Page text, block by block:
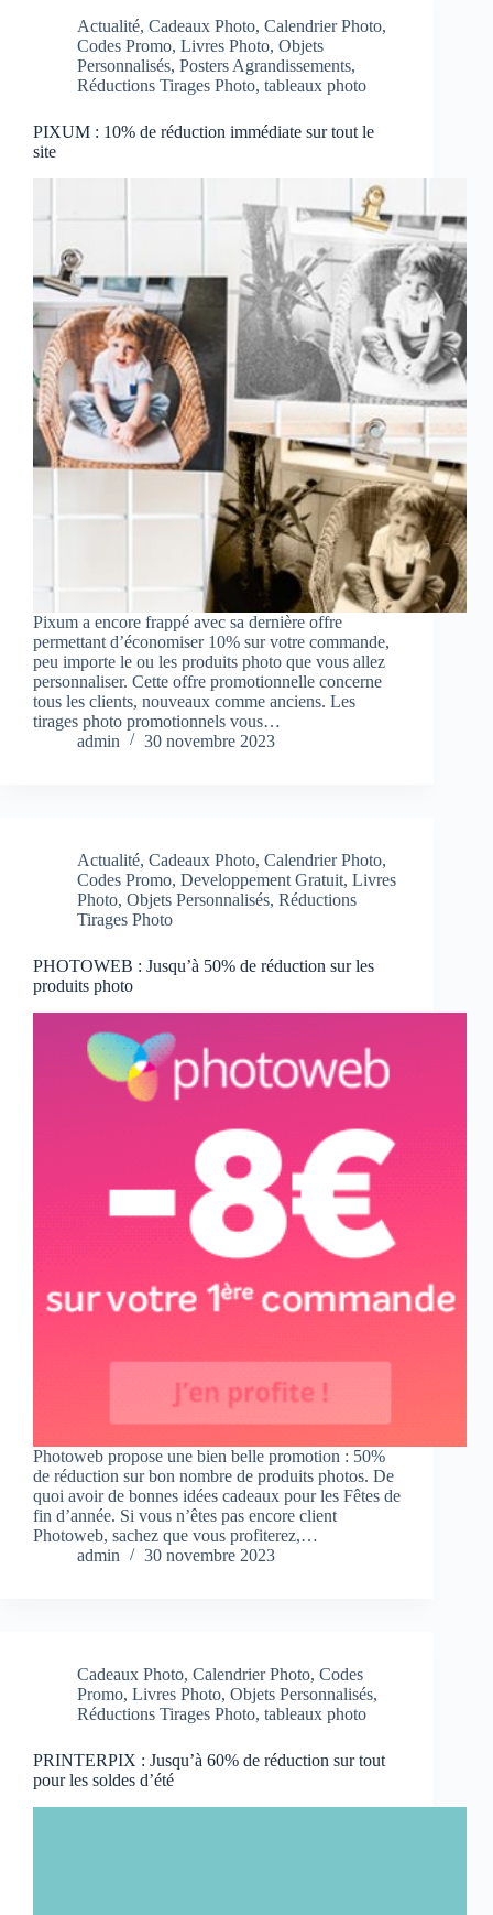
Actualité, Cadeaux Photo, Calendrier Photo,
Codes Promo, Livres Photo, Objets
Personnalisés, Posters Agrandissements,
Réductions Tirages Photo, tableaux photo
PIXUM : 10% de réduction immédiate sur tout le
site
Pixum a encore frappé avec sa dernière offre
permettant d’économiser 10% sur votre commande,
peu importe le ou les produits photo que vous allez
personnaliser. Cette offre promotionnelle concerne
tous les clients, nouveaux comme anciens. Les
tirages photo promotionnels vous…
admin
30 novembre 2023
Actualité, Cadeaux Photo, Calendrier Photo,
Codes Promo, Developpement Gratuit, Livres
Photo, Objets Personnalisés, Réductions
Tirages Photo
PHOTOWEB : Jusqu’à 50% de réduction sur les
produits photo
Photoweb propose une bien belle promotion : 50%
de réduction sur bon nombre de produits photos. De
quoi avoir de bonnes idées cadeaux pour les Fêtes de
fin d’année. Si vous n’êtes pas encore client
Photoweb, sachez que vous profiterez,…
admin
30 novembre 2023
Cadeaux Photo, Calendrier Photo, Codes
Promo, Livres Photo, Objets Personnalisés,
Réductions Tirages Photo, tableaux photo
PRINTERPIX : Jusqu’à 60% de réduction sur tout
pour les soldes d’été